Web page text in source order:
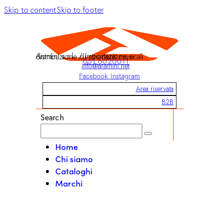
Skip to contentSkip to footer
Aramini s.r.l. / Importazione e distribuzione di strumenti musicali
051 6020011
info@aramini.net
Facebook Instagram
Area riservata
B2B
Search
Home
Chi siamo
Cataloghi
Marchi